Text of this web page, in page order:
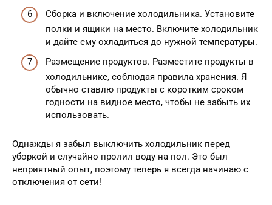
Сборка и включение холодильника. Установите
полки и ящики на место. Включите холодильник
и дайте ему охладиться до нужной температуры.
Размещение продуктов. Разместите продукты в
холодильнике, соблюдая правила хранения. Я
обычно ставлю продукты с коротким сроком
годности на видное место, чтобы не забыть их
использовать.
Однажды я забыл выключить холодильник перед
уборкой и случайно пролил воду на пол. Это был
неприятный опыт, поэтому теперь я всегда начинаю с
отключения от сети!